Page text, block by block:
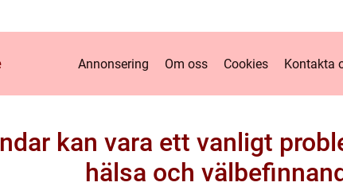
Annonsering Om oss Cookies Kontakta
kan vara ett vanligt
hälsa och